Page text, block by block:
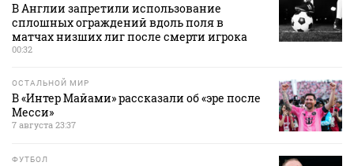
В Англии запретили использование
сплошных ограждений вдоль поля в
матчах низших лиг после смерти игрока
00:32
ОСТАЛЬНОЙ МИР
В «Интер Майами» рассказали об «эре после
Месси»
7 августа 23:37
ФУТБОЛ